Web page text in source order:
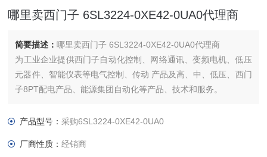
哪里卖西门子 6SL3224-0XE42-0UA0代理商
简要描述：哪里卖西门子 6SL3224-0XE42-0UA0代理商
为工业企业提供西门子自动化控制、网络通讯、变频电机、低压
元器件、智能仪表等电气控制、传动 产品及高、中、低压、西门
子8PT配电产品、能源集团自动化等产品、技术和服务。
西门子自动化控制、网络通讯、变频电机、低压元器件、智能仪
产品型号： 采购6SL3224-0XE42-0UA0
厂商性质：经销商